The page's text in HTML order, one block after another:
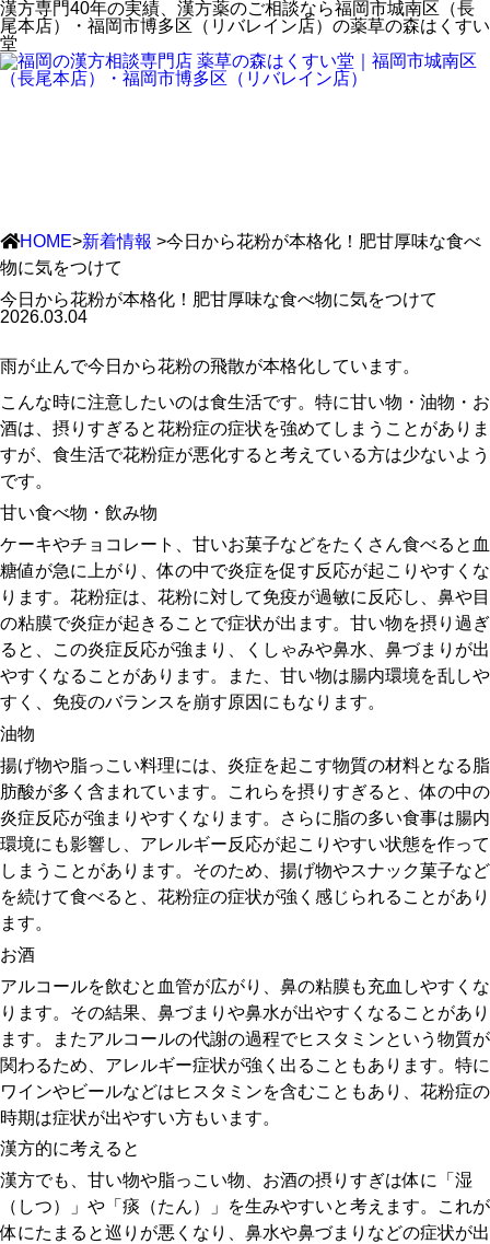
漢方専門40年の実績、漢方薬のご相談なら福岡市城南区（長
尾本店）・福岡市博多区（リバレイン店）の薬草の森はくすい
堂
HOME>新着情報 >今日から花粉が本格化！肥甘厚味な食べ
物に気をつけて
今日から花粉が本格化！肥甘厚味な食べ物に気をつけて
2026.03.04
雨が止んで今日から花粉の飛散が本格化しています。
こんな時に注意したいのは食生活です。特に甘い物・油物・お
酒は、摂りすぎると花粉症の症状を強めてしまうことがありま
すが、食生活で花粉症が悪化すると考えている方は少ないよう
です。
甘い食べ物・飲み物
ケーキやチョコレート、甘いお菓子などをたくさん食べると血
糖値が急に上がり、体の中で炎症を促す反応が起こりやすくな
ります。花粉症は、花粉に対して免疫が過敏に反応し、鼻や目
の粘膜で炎症が起きることで症状が出ます。甘い物を摂り過ぎ
ると、この炎症反応が強まり、くしゃみや鼻水、鼻づまりが出
やすくなることがあります。また、甘い物は腸内環境を乱しや
すく、免疫のバランスを崩す原因にもなります。
油物
揚げ物や脂っこい料理には、炎症を起こす物質の材料となる脂
肪酸が多く含まれています。これらを摂りすぎると、体の中の
炎症反応が強まりやすくなります。さらに脂の多い食事は腸内
環境にも影響し、アレルギー反応が起こりやすい状態を作って
しまうことがあります。そのため、揚げ物やスナック菓子など
を続けて食べると、花粉症の症状が強く感じられることがあり
ます。
お酒
アルコールを飲むと血管が広がり、鼻の粘膜も充血しやすくな
ります。その結果、鼻づまりや鼻水が出やすくなることがあり
ます。またアルコールの代謝の過程でヒスタミンという物質が
関わるため、アレルギー症状が強く出ることもあります。特に
ワインやビールなどはヒスタミンを含むこともあり、花粉症の
時期は症状が出やすい方もいます。
漢方的に考えると
漢方でも、甘い物や脂っこい物、お酒の摂りすぎは体に「湿
（しつ）」や「痰（たん）」を生みやすいと考えます。これが
体にたまると巡りが悪くなり、鼻水や鼻づまりなどの症状が出